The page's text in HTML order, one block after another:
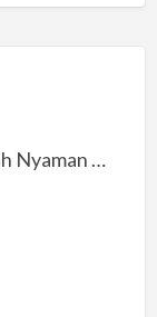
Kosan Wanita Murah Nyaman di Jakarta Selatan